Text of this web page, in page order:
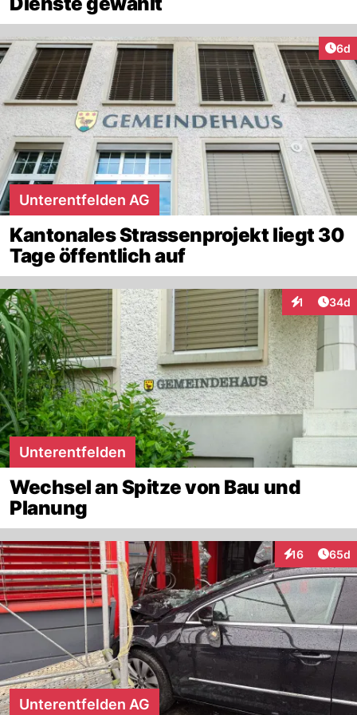
6d
Unterentfelden AG
Kantonales Strassenprojekt liegt 30
Tage öffentlich auf
1
Interaktionen
34d
Unterentfelden
Wechsel an Spitze von Bau und
Planung
16
Interaktionen
65d
Unterentfelden AG